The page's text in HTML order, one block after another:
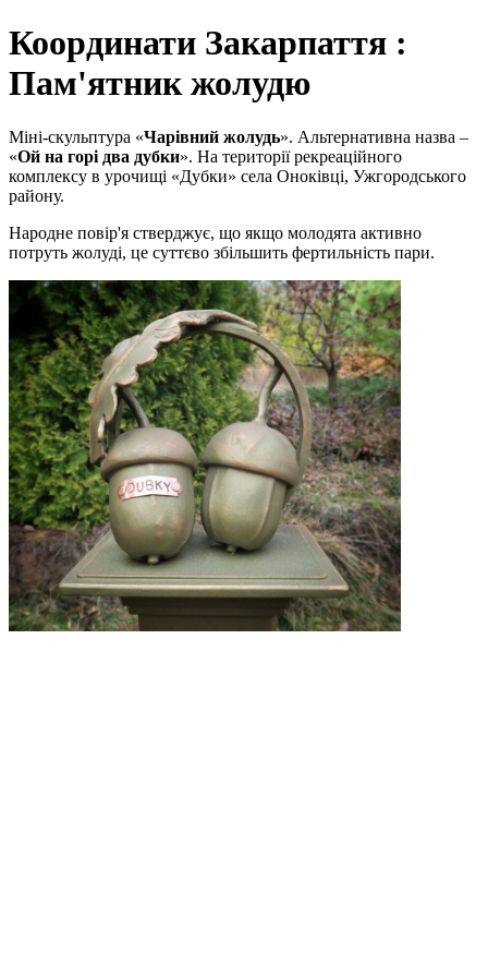
Координати Закарпаття :
Пам'ятник жолудю
Міні-скульптура «Чарівний жолудь». Альтернативна назва –
«Ой на горі два дубки». На території рекреаційного
комплексу в урочищі «Дубки» села Оноківці, Ужгородського
району.
Народне повір'я стверджує, що якщо молодята активно
потруть жолуді, це суттєво збільшить фертильність пари.